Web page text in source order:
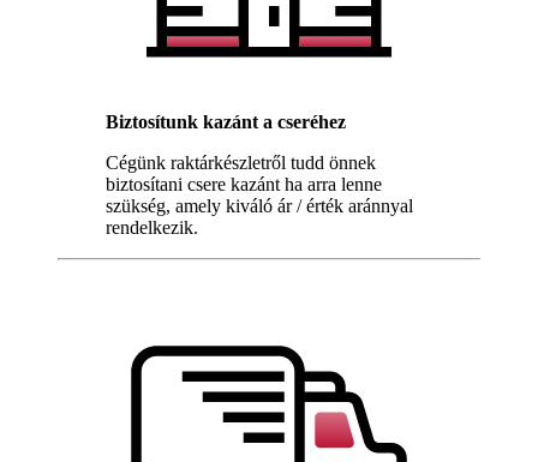
Biztosítunk kazánt a cseréhez
Cégünk raktárkészletről tudd önnek
biztosítani csere kazánt ha arra lenne
szükség, amely kiváló ár / érték aránnyal
rendelkezik.